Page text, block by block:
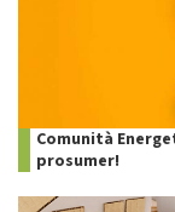
Comunità
prosumer!